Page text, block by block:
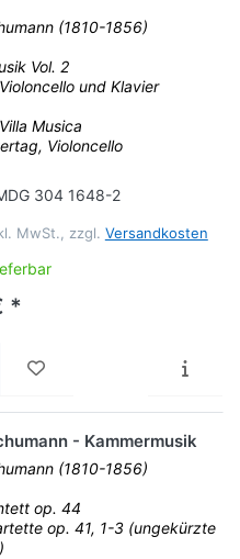
(1810-1856)
Vol. 2
und Klavier
Musica
Violoncello
304 1648-2
MwSt., zzgl. Versandkosten
*
- Kammermusik
(1810-1856)
op. 44
op. 41, 1-3 (ungekürzte